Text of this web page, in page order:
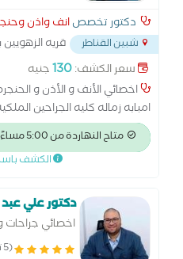
دكتور تخصصانف واذن
شبين القناطر
قريه
القناطر...
سعر الكشف:130جنيه
اخصائي الأنف و الأذن و
امبابه زماله كليه الجراحين
لجراحات الأنف و الأذن و الرأس و
متاح النهاردة من 5:00 مساءً
الكشف
دكتور علي
اخصائي جراحات
معهد السمع (5 تقييم)